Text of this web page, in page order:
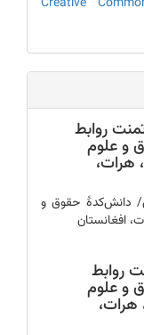
روابط
و علوم
هرات،
دانش‌کدۀ حقوق و
افغانستان
روابط
و علوم